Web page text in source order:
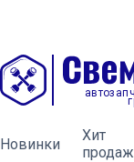
Новинки
Хит
продаж